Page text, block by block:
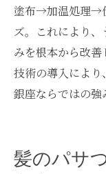
塗布→加温処理→
ズ。これにより
みを根本から改
技術の導入により
銀座ならではの強
髪のパサ